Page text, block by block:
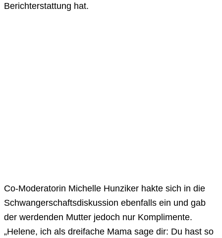
Berichterstattung hat.
Co-Moderatorin Michelle Hunziker hakte sich in die
Schwangerschaftsdiskussion ebenfalls ein und gab
der werdenden Mutter jedoch nur Komplimente.
„Helene, ich als dreifache Mama sage dir: Du hast so